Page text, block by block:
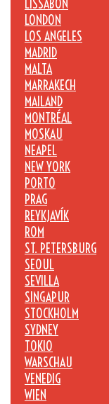
LISSABON
LONDON
LOS ANGELES
MADRID
MALTA
MARRAKECH
MAILAND
MONTRÉAL
MOSKAU
NEAPEL
NEW YORK
PORTO
PRAG
REYKJAVÍK
ROM
ST. PETERSBURG
SEOUL
SEVILLA
SINGAPUR
STOCKHOLM
SYDNEY
TOKIO
WARSCHAU
VENEDIG
WIEN